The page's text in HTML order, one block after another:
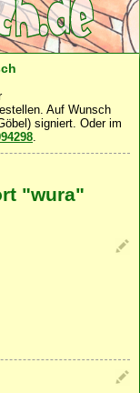
Auf Wunsch
signiert. Oder im
.
"wura"